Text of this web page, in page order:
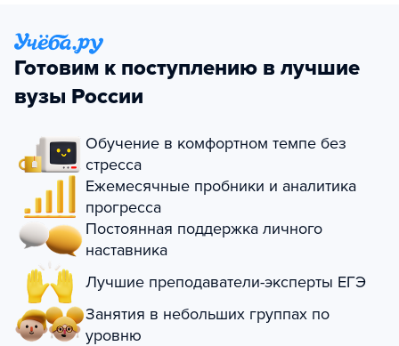
Готовим к поступлению в лучшие
вузы России
Обучение в комфортном темпе без
стресса
Ежемесячные пробники и аналитика
прогресса
Постоянная поддержка личного
наставника
Лучшие преподаватели-эксперты ЕГЭ
Занятия в небольших группах по
уровню